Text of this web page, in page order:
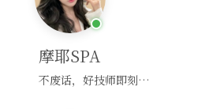
摩耶SPA
不废话，好技师即刻上门，约！